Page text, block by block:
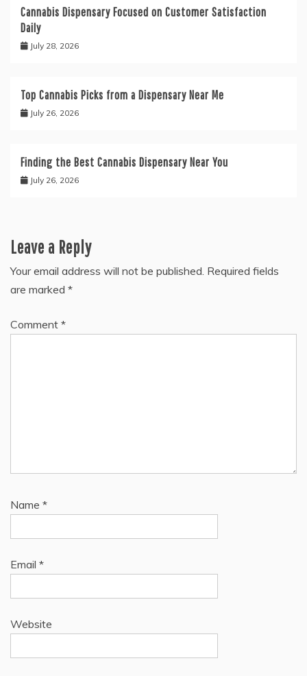
Cannabis Dispensary Focused on Customer Satisfaction
Daily
July 28, 2026
Top Cannabis Picks from a Dispensary Near Me
July 26, 2026
Finding the Best Cannabis Dispensary Near You
July 26, 2026
Leave a Reply
Your email address will not be published. Required fields
are marked *
Comment *
Name *
Email *
Website